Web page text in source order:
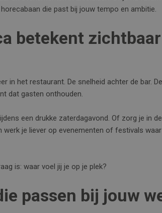
die past bij jouw tempo en ambitie.
betekent
in het restaurant. De snelheid achter de bar.
dat gasten onthouden.
een drukke zaterdagavond. Of zorg je in
je liever op evenementen of festivals
is: waar voel jij je op je plek?
passen bij jouw